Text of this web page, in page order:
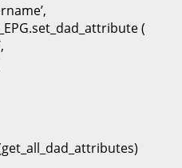
(